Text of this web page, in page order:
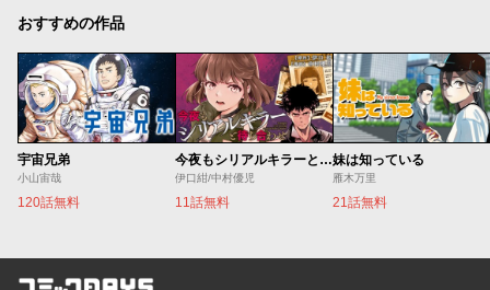
おすすめの作品
宇宙兄弟
小山宙哉
120話無料
今夜もシリアルキラーと待ち合わせ
伊口紺/中村優児
11話無料
妹は知っている
雁木万里
21話無料